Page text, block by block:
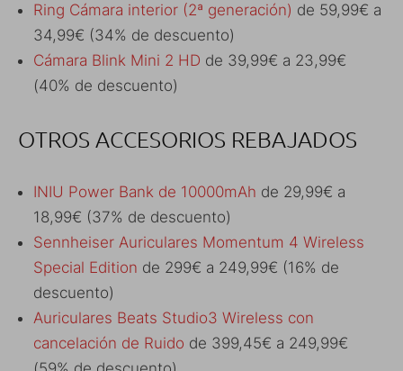
Ring Cámara interior (2ª generación) de 59,99€ a
34,99€ (34% de descuento)
Cámara Blink Mini 2 HD de 39,99€ a 23,99€
(40% de descuento)
OTROS ACCESORIOS REBAJADOS
INIU Power Bank de 10000mAh de 29,99€ a
18,99€ (37% de descuento)
Sennheiser Auriculares Momentum 4 Wireless
Special Edition de 299€ a 249,99€ (16% de
descuento)
Auriculares Beats Studio3 Wireless con
cancelación de Ruido de 399,45€ a 249,99€